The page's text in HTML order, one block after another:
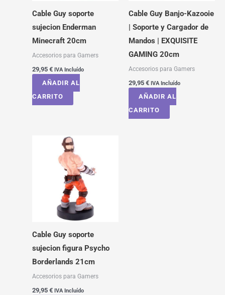
Cable Guy soporte
sujecion Enderman
Minecraft 20cm
Accesorios para Gamers
29,95 € IVA Incluído
AÑADIR AL
CARRITO
Cable Guy Banjo-Kazooie
| Soporte y Cargador de
Mandos | EXQUISITE
GAMING 20cm
Accesorios para Gamers
29,95 € IVA Incluído
AÑADIR AL
CARRITO
Cable Guy soporte
sujecion figura Psycho
Borderlands 21cm
Accesorios para Gamers
29,95 € IVA Incluído